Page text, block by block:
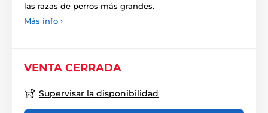
las razas de perros más grandes.
Más info ›
VENTA CERRADA
Supervisar la disponibilidad